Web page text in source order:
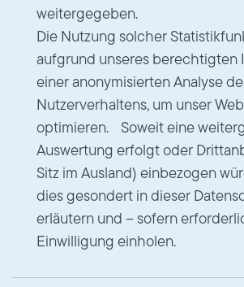
weitergegeben.
Die Nutzung solcher
aufgrund unseres berechtigten
einer anonymisierten Analyse
Nutzerverhaltens, um unser
optimieren. Soweit eine
Auswertung erfolgt oder
Sitz im Ausland) einbezogen
dies gesondert in dieser
erläutern und – sofern
Einwilligung einholen.